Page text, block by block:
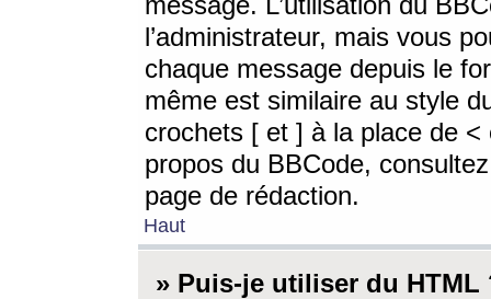
l’administrateur, mais vous
chaque message depuis le
même est similaire au style
crochets [ et ] à la place de <
propos du BBCode,
page de rédaction.
Haut
» Puis-je utiliser du HTML